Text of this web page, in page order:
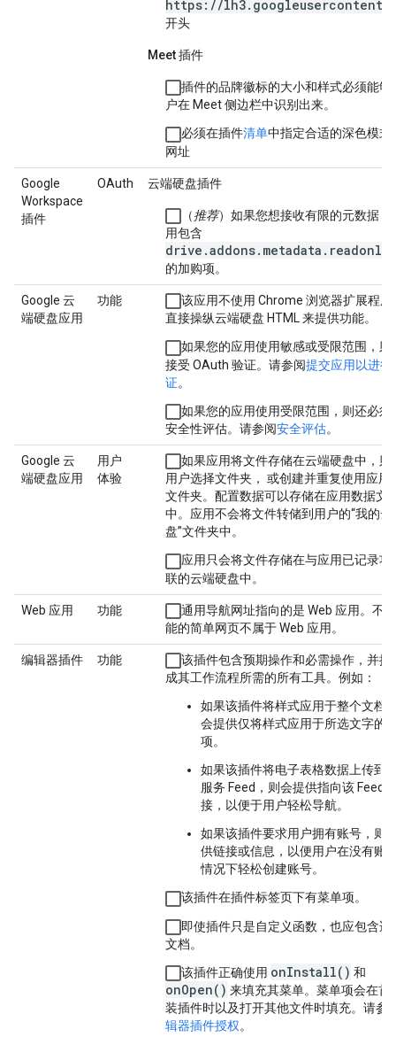
https://
开头
Meet 插件
插件的品牌徽标的大小和样式必须能够
户在 Meet 侧边栏中识别出来。
必须在插件清单中指定合适的深色模式
网址
Google
Workspace
插件
OAuth 云端硬盘插件
（推荐）如果您想接收有限的元数据，
用包含
drive.addons.metadata.readonly
的加购项。
Google 云
端硬盘应用
功能
该应用不使用 Chrome 浏览器扩展程序
直接操纵云端硬盘 HTML 来提供功能。
如果您的应用使用敏感或受限范围，则
接受 OAuth 验证。请参阅提交应用以进行
证。
如果您的应用使用受限范围，则还必须
安全性评估。请参阅安全评估。
Google 云
端硬盘应用
用户
体验
如果应用将文件存储在云端硬盘中，则
用户选择文件夹， 或创建并重复使用应用
文件夹。配置数据可以存储在应用数据文
中。应用不会将文件转储到用户的“我的云
盘”文件夹中。
应用只会将文件存储在与应用已记录功
联的云端硬盘中。
Web 应用 功能
通用导航网址指向的是 Web 应用。不
能的简单网页不属于 Web 应用。
编辑器插件 功能
该插件包含预期操作和必需操作，并提
成其工作流程所需的所有工具。例如：
如果该插件将样式应用于整个文档
会提供仅将样式应用于所选文字的
项。
如果该插件将电子表格数据上传到
服务 Feed，则会提供指向该 Feed
接，以便于用户轻松导航。
如果该插件要求用户拥有账号，则
供链接或信息，以便用户在没有账
情况下轻松创建账号。
该插件在插件标签页下有菜单项。
即使插件只是自定义函数，也应包含适
文档。
该插件正确使用 onInstall() 和
onOpen() 来填充其菜单。菜单项会在首
装插件时以及打开其他文件时填充。请参
辑器插件授权。